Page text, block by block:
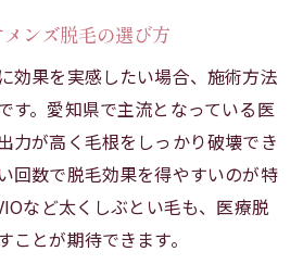
ンズ脱毛の選び方
効果を実感したい場合、施術方法
す。愛知県で主流となっている医
力が高く毛根をしっかり破壊でき
回数で脱毛効果を得やすいのが特
など太くしぶとい毛も、医療脱
とが期待できます。